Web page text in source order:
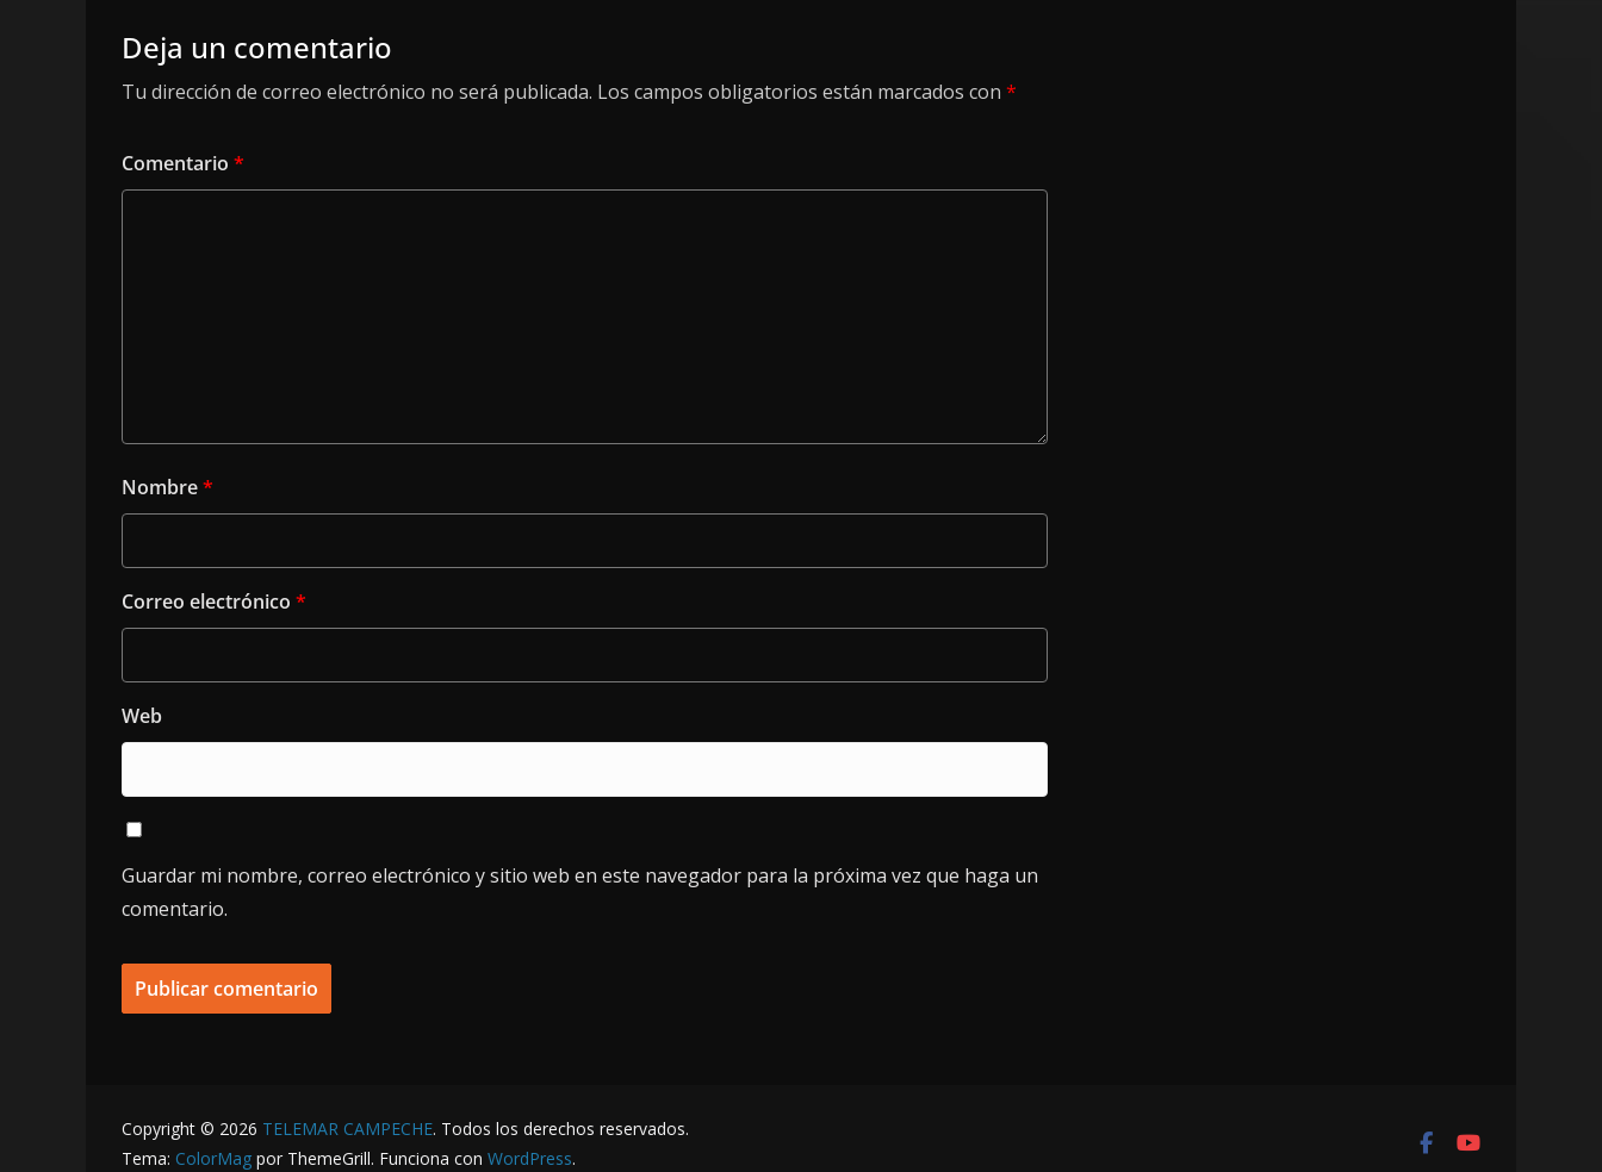
Deja un comentario
Tu dirección de correo electrónico no será publicada. Los campos obligatorios están marcados con *
Comentario *
Nombre*
Correo electrónico *
Web
Guardar mi nombre, correo electrónico y sitio web en este navegador para la próxima vez que haga un
comentario.
Copyright © 2026 TELEMAR CAMPECHE. Todos los derechos reservados.
Tema: ColorMag por ThemeGrill. Funciona con WordPress.